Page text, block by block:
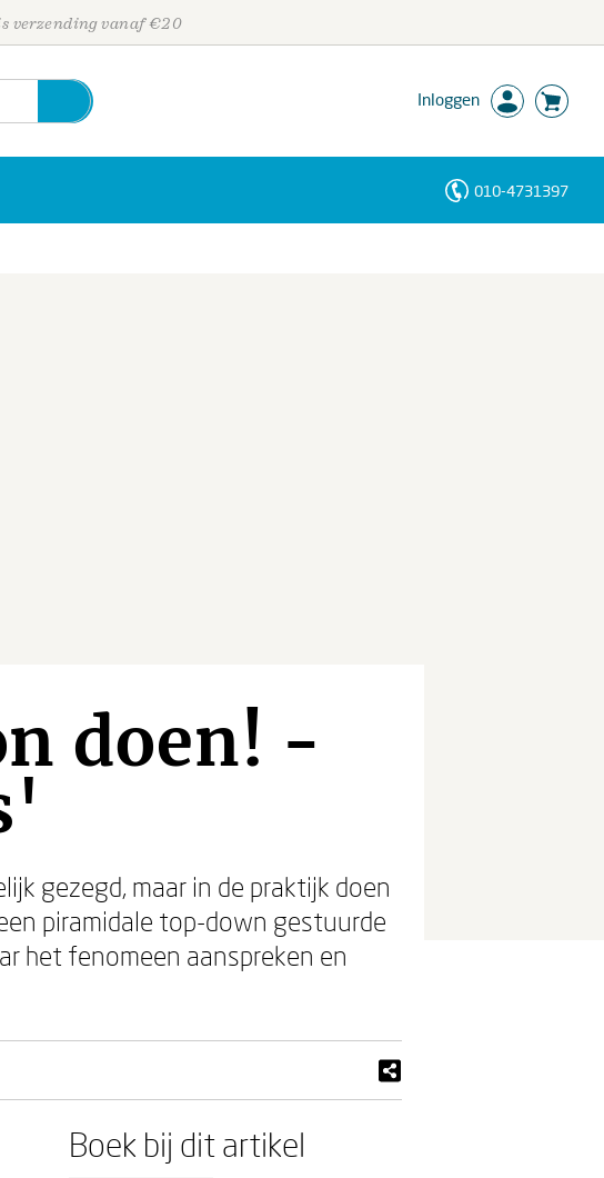
verzending vanaf €20
Inloggen
010-4731397
doen! -
gezegd, maar in de praktijk doen
piramidale top-down gestuurde
het fenomeen aanspreken en
Boek bij dit artikel
Personen